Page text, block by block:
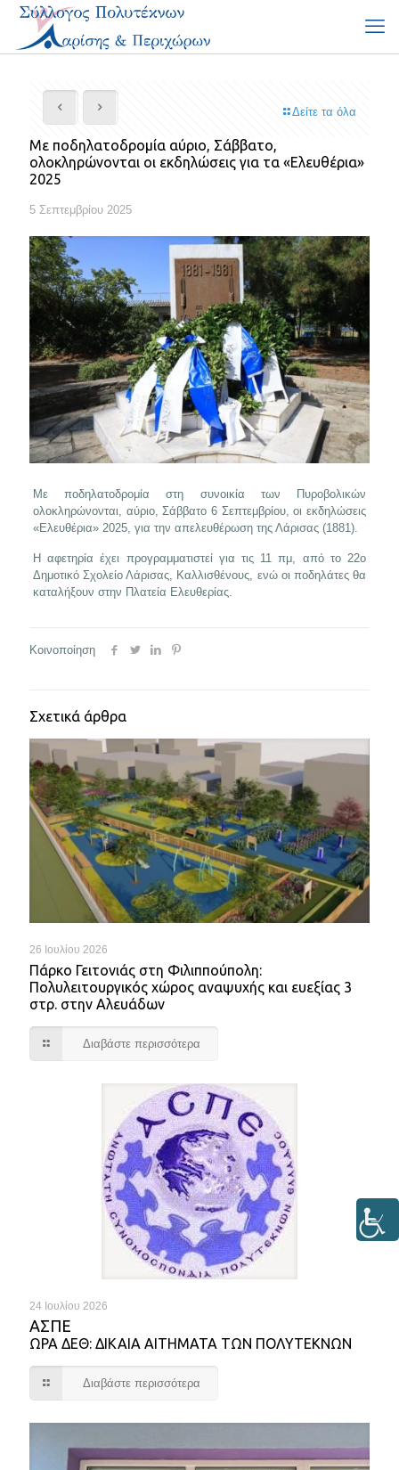
Δείτε τα όλα
Με ποδηλατοδρομία αύριο, Σάββατο,
ολοκληρώνονται οι εκδηλώσεις για τα «Ελευθέρια»
2025
5 Σεπτεμβρίου 2025
Με ποδηλατοδρομία στη συνοικία των Πυροβολικών
ολοκληρώνονται, αύριο, Σάββατο 6 Σεπτεμβρίου, οι εκδηλώσεις
«Ελευθέρια» 2025, για την απελευθέρωση της Λάρισας (1881).
Η αφετηρία έχει προγραμματιστεί για τις 11 πμ, από το 22ο
Δημοτικό Σχολείο Λάρισας, Καλλισθένους, ενώ οι ποδηλάτες θα
καταλήξουν στην Πλατεία Ελευθερίας.
Κοινοποίηση
Σχετικά άρθρα
26 Ιουλίου 2026
Πάρκο Γειτονιάς στη Φιλιππούπολη:
Πολυλειτουργικός χώρος αναψυχής και ευεξίας 3
στρ. στην Αλευάδων
Διαβάστε περισσότερα
24 Ιουλίου 2026
ΑΣΠΕ
ΩΡΑ ΔΕΘ: ΔΙΚΑΙΑ ΑΙΤΗΜΑΤΑ ΤΩΝ ΠΟΛΥΤΕΚΝΩΝ
Διαβάστε περισσότερα